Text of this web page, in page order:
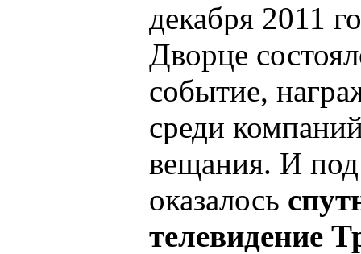
декабря 2011
Дворце
событие,
среди
вещания. И
оказалось
телевидение